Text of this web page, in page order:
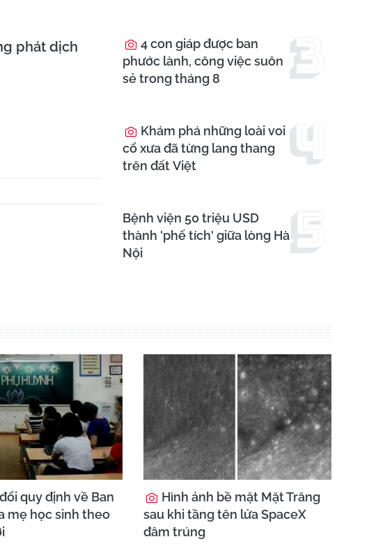
phát dịch
4 con giáp được ban
phước lành, công việc suôn
sẻ trong tháng 8
Khám phá những loài voi
cổ xưa đã từng lang thang
trên đất Việt
Bệnh viện 50 triệu USD
thành 'phế tích' giữa lòng Hà
Nội
quy định về Ban
mẹ học sinh theo
Hình ảnh bề mặt Mặt Trăng
sau khi tầng tên lửa SpaceX
đâm trúng